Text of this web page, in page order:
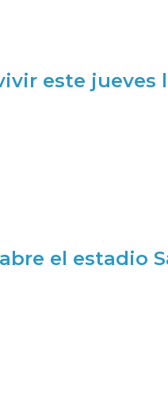
este jueves
el estadio